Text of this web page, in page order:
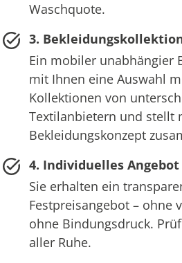
Waschquote.
3.
Ein mobiler unabhängier
mit Ihnen eine Auswahl
Kollektionen von
Textilanbietern und stellt
Bekleidungskonzept
4. Individuelles Angebot
Sie erhalten ein
Festpreisangebot – ohne
ohne Bindungsdruck.
aller Ruhe.